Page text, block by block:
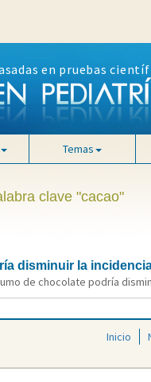
en pruebas
Temas
clave "cacao"
disminuir la
de chocolate podría
Inicio